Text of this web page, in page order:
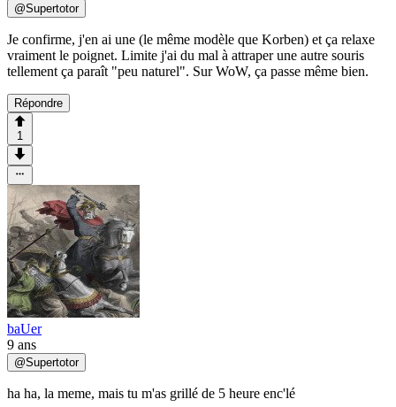
@Supertotor
Je confirme, j'en ai une (le même modèle que Korben) et ça relaxe
vraiment le poignet. Limite j'ai du mal à attraper une autre souris
tellement ça paraît "peu naturel". Sur WoW, ça passe même bien.
Répondre
1
baUer
9 ans
@Supertotor
ha ha, la meme, mais tu m'as grillé de 5 heure enc'lé